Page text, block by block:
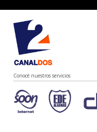
Conocé nuestros servicios